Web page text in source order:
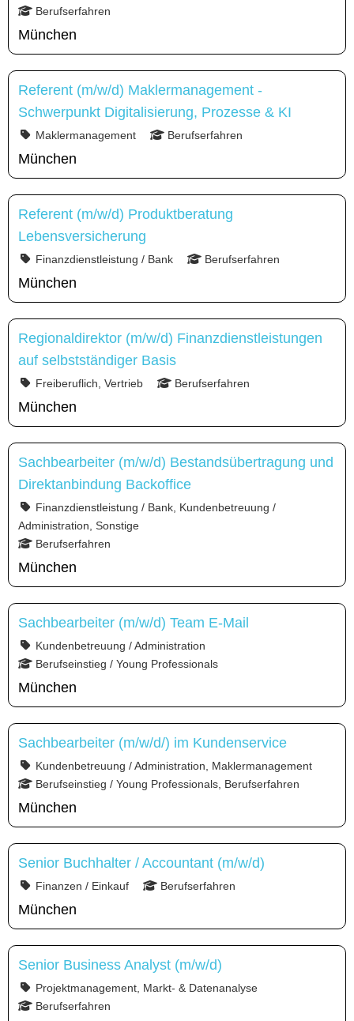
Berufserfahren
München
Referent (m/w/d) Maklermanagement -
Schwerpunkt Digitalisierung, Prozesse & KI
Maklermanagement Berufserfahren
München
Referent (m/w/d) Produktberatung
Lebensversicherung
Finanzdienstleistung / Bank Berufserfahren
München
Regionaldirektor (m/w/d) Finanzdienstleistungen
auf selbstständiger Basis
Freiberuflich, Vertrieb Berufserfahren
München
Sachbearbeiter (m/w/d) Bestandsübertragung und
Direktanbindung Backoffice
Finanzdienstleistung / Bank, Kundenbetreuung /
Administration, Sonstige
Berufserfahren
München
Sachbearbeiter (m/w/d) Team E-Mail
Kundenbetreuung / Administration
Berufseinstieg / Young Professionals
München
Sachbearbeiter (m/w/d/) im Kundenservice
Kundenbetreuung / Administration, Maklermanagement
Berufseinstieg / Young Professionals, Berufserfahren
München
Senior Buchhalter / Accountant (m/w/d)
Finanzen / Einkauf Berufserfahren
München
Senior Business Analyst (m/w/d)
Projektmanagement, Markt- & Datenanalyse
Berufserfahren